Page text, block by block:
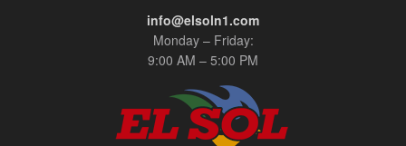
info@elsoln1.com
Monday – Friday:
9:00 AM – 5:00 PM